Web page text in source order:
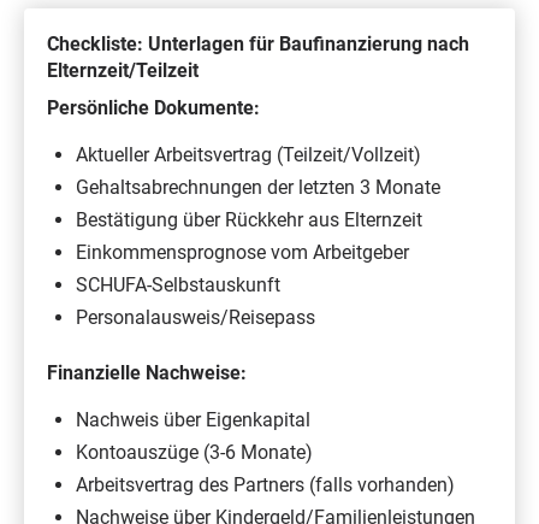
Checkliste: Unterlagen für Baufinanzierung nach
Elternzeit/Teilzeit
Persönliche Dokumente:
Aktueller Arbeitsvertrag (Teilzeit/Vollzeit)
Gehaltsabrechnungen der letzten 3 Monate
Bestätigung über Rückkehr aus Elternzeit
Einkommensprognose vom Arbeitgeber
SCHUFA-Selbstauskunft
Personalausweis/Reisepass
Finanzielle Nachweise:
Nachweis über Eigenkapital
Kontoauszüge (3-6 Monate)
Arbeitsvertrag des Partners (falls vorhanden)
Nachweise über Kindergeld/Familienleistungen